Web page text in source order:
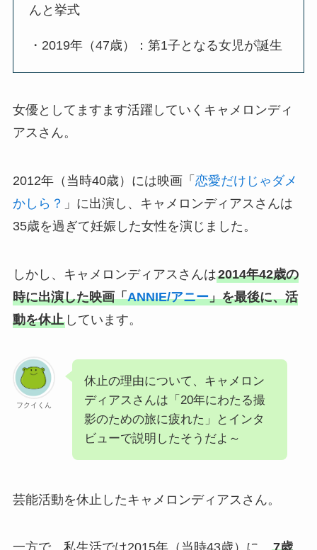
んと挙式
・2019年（47歳）：第1子となる女児が誕生
女優としてますます活躍していくキャメロンディ
アスさん。
2012年（当時40歳）には映画「 恋愛だけじゃダメ
かしら？ 」に出演し、キャメロンディアスさんは
35歳を過ぎて妊娠した女性を演じました。
しかし、キャメロンディアスさんは2014年42歳の
時に出演した映画「ANNIE/アニー」を最後に、活
動を休止しています。
フクイくん
休止の理由について、キャメロン
ディアスさんは「20年にわたる撮
影のための旅に疲れた」とインタ
ビューで説明したそうだよ～
芸能活動を休止したキャメロンディアスさん。